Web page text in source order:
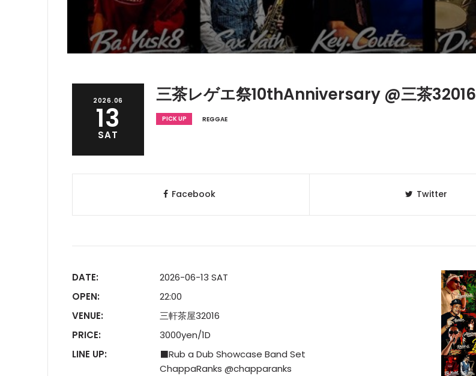
2026.06
13
SAT
三茶レゲエ祭10thAnniversary @三茶32016
PICK UP REGGAE
Facebook Twitter
DATE:
2026-06-13 SAT
OPEN:
22:00
VENUE:
三軒茶屋32016
PRICE:
3000yen/1D
LINE UP:
⬛Rub a Dub Showcase Band Set
ChappaRanks @chapparanks